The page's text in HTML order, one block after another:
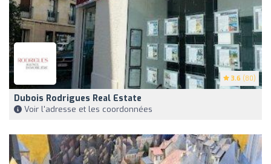
3.6 (80)
Dubois Rodrigues Real Estate
Voir l'adresse et les coordonnées